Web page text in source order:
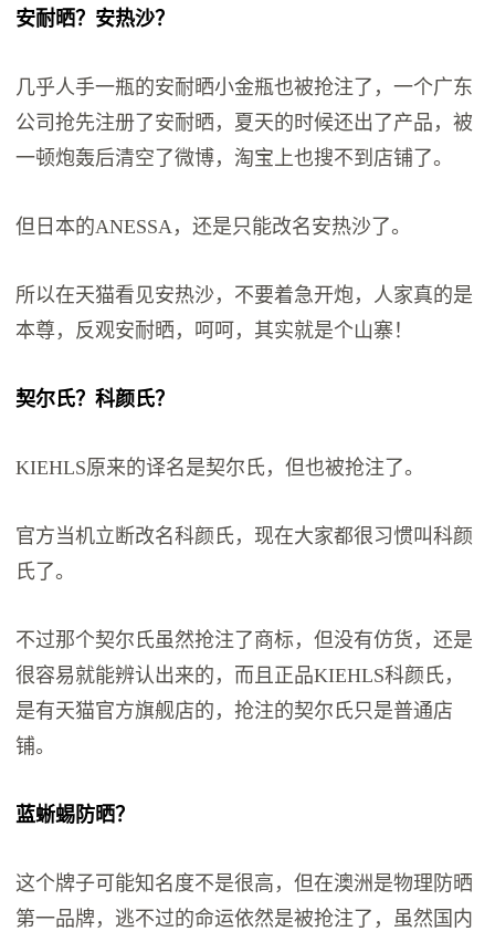
安耐晒？安热沙？
几乎人手一瓶的安耐晒小金瓶也被抢注了，一个广东
公司抢先注册了安耐晒，夏天的时候还出了产品，被
一顿炮轰后清空了微博，淘宝上也搜不到店铺了。
但日本的ANESSA，还是只能改名安热沙了。
所以在天猫看见安热沙，不要着急开炮，人家真的是
本尊，反观安耐晒，呵呵，其实就是个山寨！
契尔氏？科颜氏？
KIEHLS原来的译名是契尔氏，但也被抢注了。
官方当机立断改名科颜氏，现在大家都很习惯叫科颜
氏了。
不过那个契尔氏虽然抢注了商标，但没有仿货，还是
很容易就能辨认出来的，而且正品KIEHLS科颜氏，
是有天猫官方旗舰店的，抢注的契尔氏只是普通店
铺。
蓝蜥蜴防晒？
这个牌子可能知名度不是很高，但在澳洲是物理防晒
第一品牌，逃不过的命运依然是被抢注了，虽然国内